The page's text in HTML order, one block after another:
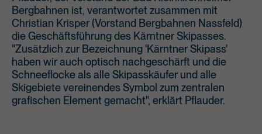
Bergbahnen ist, verantwortet zusammen mit
Christian Krisper (Vorstand Bergbahnen Nassfeld)
die Geschäftsführung des Kärntner Skipasses.
"Zusätzlich zur Bezeichnung 'Kärntner Skipass'
haben wir auch optisch nachgeschärft und die
Schneeflocke als alle Skipasskäufer und alle
Skigebiete vereinendes Symbol zum zentralen
grafischen Element gemacht", erklärt Pflauder.